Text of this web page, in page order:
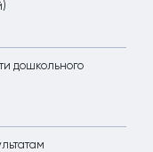
дошкольного